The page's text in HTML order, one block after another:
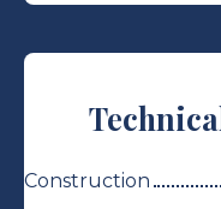
Construction